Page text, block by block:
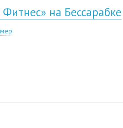
на Бессарабке